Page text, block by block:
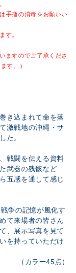
手指の消毒をお願いい
す。
ますのでご了承くださ
す。）
き込まれて命を落
激戦地の沖縄・サ
た。
戦闘を伝える資料
武器の残骸など
五感を通して感じ
争の記憶が風化す
て来場者の皆さん
、展示写真を見て
を持っていただけ
（カラー45点）